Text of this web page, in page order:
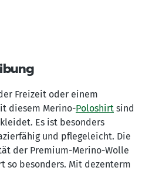
Freizeit oder einem
diesem Merino-Poloshirt sind
Es ist besonders
und pflegeleicht. Die
der Premium-Merino-Wolle
so besonders. Mit dezenterm